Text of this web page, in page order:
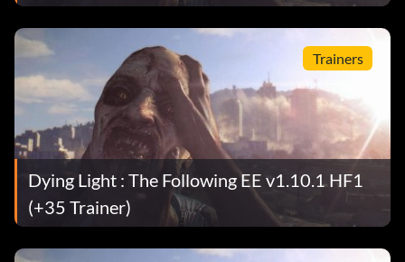
Trainers
Dying Light : The Following EE v1.10.1 HF1
(+35 Trainer)